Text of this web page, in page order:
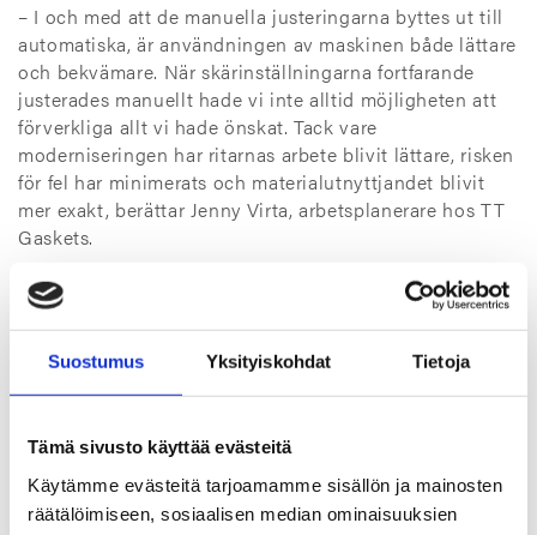
Suostumus Yksityiskohdat Tietoja
Tämä sivusto käyttää evästeitä
Käytämme evästeitä tarjoamamme sisällön ja mainosten
räätälöimiseen, sosiaalisen median ominaisuuksien
– I och med att de manuella justeringarna byttes ut till
automatiska, är användningen av maskinen både lättare
och bekvämare. När skärinställningarna fortfarande
justerades manuellt hade vi inte alltid möjligheten att
förverkliga allt vi hade önskat. Tack vare
moderniseringen har ritarnas arbete blivit lättare, risken
för fel har minimerats och materialutnyttjandet blivit
mer exakt, berättar Jenny Virta, arbetsplanerare hos TT
Gaskets.
– Moderniseringen av vattenskäraren förbättrade också
arbetssäkerheten och -trivseln. Man behöver inte längre
om dagen. Dessutom minskade bullret från
produktionsutrymmena betydligt när maskinen
Långt samarbete inom utvecklingen av
vattenskärning